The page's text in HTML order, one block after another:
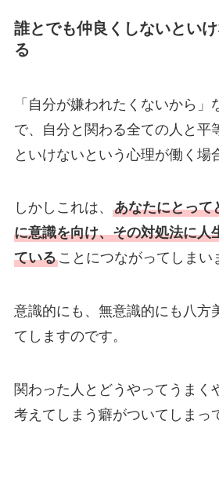
誰とでも仲良くしないとい
る
「自分が嫌われたくないから」
で、自分と関わる全ての人と平
といけないという心理が働く場
しかしこれは、 あなたにとって
に意識を向け、その対処法に人
ていることにつながってしまい
意識的にも、無意識的にも八方
てしますのです。
関わった人とどうやってうまく
考えてしまう癖がついてしまっ